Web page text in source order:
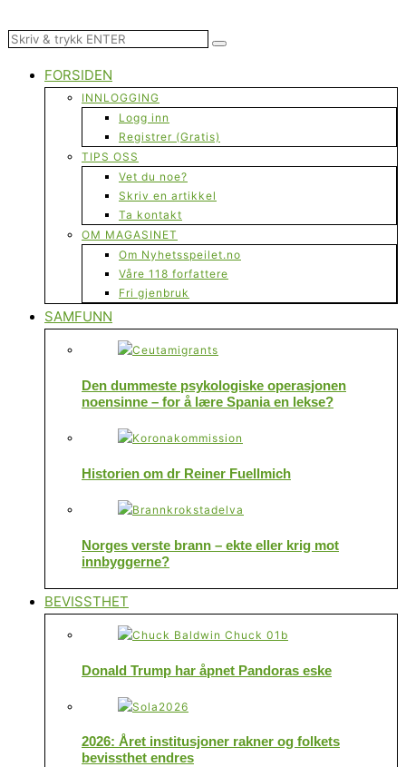
FORSIDEN
INNLOGGING
Logg inn
Registrer (Gratis)
TIPS OSS
Vet du noe?
Skriv en artikkel
Ta kontakt
OM MAGASINET
Om Nyhetsspeilet.no
Våre 118 forfattere
Fri gjenbruk
SAMFUNN
Den dummeste psykologiske operasjonen
noensinne – for å lære Spania en lekse?
Historien om dr Reiner Fuellmich
Norges verste brann – ekte eller krig mot
innbyggerne?
BEVISSTHET
Donald Trump har åpnet Pandoras eske
2026: Året institusjoner rakner og folkets
bevissthet endres